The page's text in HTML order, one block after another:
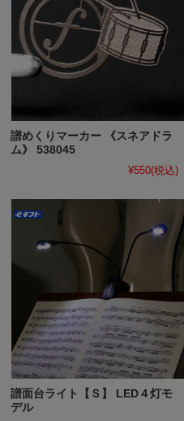
譜めくりマーカー 《スネアドラ
ム》 538045
¥550(税込)
譜面台ライト【Ｓ】 LED４灯モ
デル